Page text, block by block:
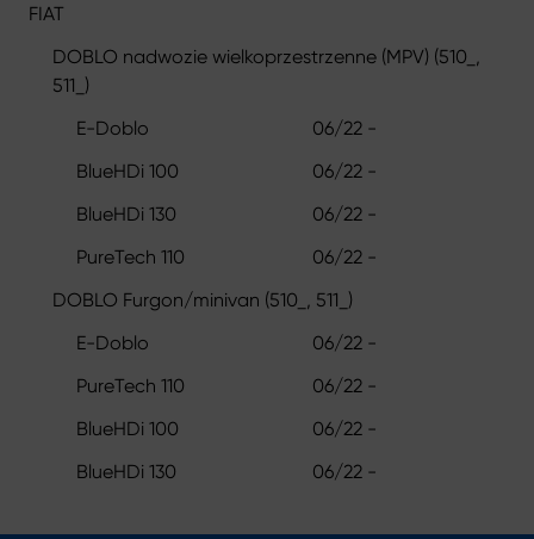
FIAT
DOBLO nadwozie wielkoprzestrzenne (MPV) (510_,
511_)
E-Doblo
06/22 -
BlueHDi 100
06/22 -
BlueHDi 130
06/22 -
PureTech 110
06/22 -
DOBLO Furgon/minivan (510_, 511_)
E-Doblo
06/22 -
PureTech 110
06/22 -
BlueHDi 100
06/22 -
BlueHDi 130
06/22 -